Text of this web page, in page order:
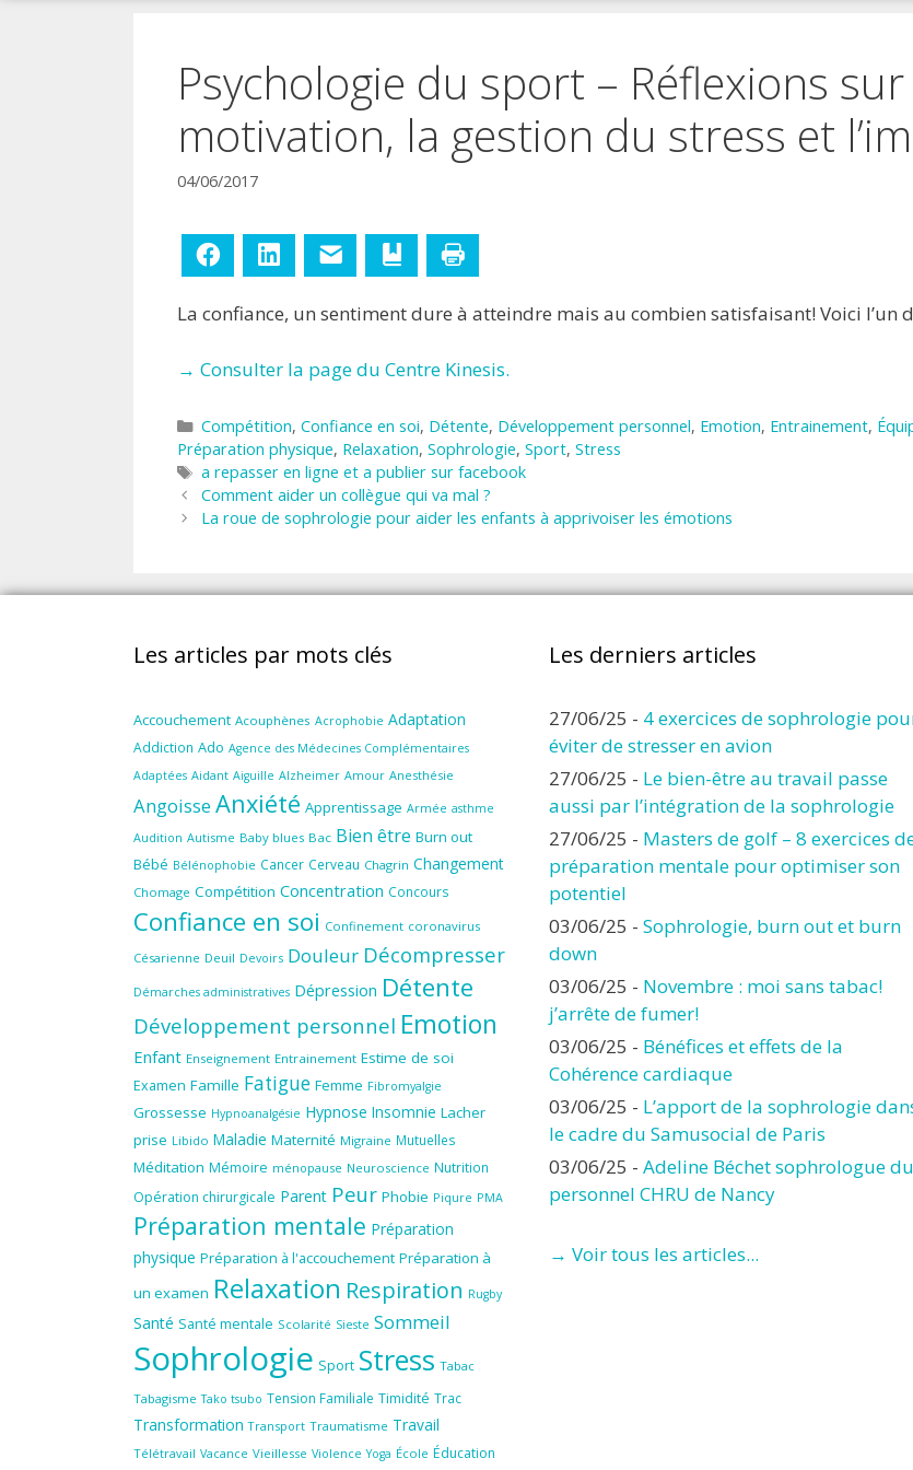
Psychologie du sport – Réflexions
motivation, la gestion du stress et
04/06/2017
Facebook LinkedIn Ajouter aux favoris
La confiance, un sentiment dure à atteindre mais au combien satisfaisant! Voici l’un
→ Consulter la page du Centre Kinesis.
Catégories
Compétition, Confiance en soi, Détente, Développement personnel, Emotion, Entrainement,
Préparation physique, Relaxation, Sophrologie, Sport, Stress
Étiquettes
a repasser en ligne et a publier sur facebook
Comment aider un collègue qui va mal ?
La roue de sophrologie pour aider les enfants à apprivoiser les émotions
Les articles par mots clés
Accouchement Acouphènes Acrophobie Adaptation
Addiction Ado Agence des Médecines Complémentaires
Adaptées Aidant Aiguille Alzheimer Amour Anesthésie
Angoisse Anxiété Apprentissage Armée asthme
Audition Autisme Baby blues Bac Bien être Burn out
Bébé Bélénophobie Cancer Cerveau Chagrin Changement
Chomage Compétition Concentration Concours
Confiance en soi Confinement coronavirus
Césarienne Deuil Devoirs Douleur Décompresser
Démarches administratives Dépression Détente
Développement personnel Emotion
Enfant Enseignement Entrainement Estime de soi
Examen Famille Fatigue Femme Fibromyalgie
Grossesse Hypnoanalgésie Hypnose Insomnie Lacher
prise Libido Maladie Maternité Migraine Mutuelles
Méditation Mémoire ménopause Neuroscience Nutrition
Opération chirurgicale Parent Peur Phobie Piqure PMA
Préparation mentale Préparation
physique Préparation à l'accouchement Préparation à
un examen Relaxation Respiration Rugby
Santé Santé mentale Scolarité Sieste Sommeil
Sophrologie Sport Stress Tabac
Tabagisme Tako tsubo Tension Familiale Timidité Trac
Transformation Transport Traumatisme Travail
Télétravail Vacance Vieillesse Violence Yoga École Éducation
Les derniers articles
27/06/25 - 4 exercices de sophrologie
éviter de stresser en avion
27/06/25 - Le bien-être au travail passe
aussi par l’intégration de la sophrologie
27/06/25 - Masters de golf – 8 exercices
préparation mentale pour optimiser son
potentiel
03/06/25 - Sophrologie, burn out et burn
down
03/06/25 - Novembre : moi sans tabac!
j’arrête de fumer!
03/06/25 - Bénéfices et effets de la
Cohérence cardiaque
03/06/25 - L’apport de la sophrologie
le cadre du Samusocial de Paris
03/06/25 - Adeline Béchet sophrologue du
personnel CHRU de Nancy
→ Voir tous les articles...